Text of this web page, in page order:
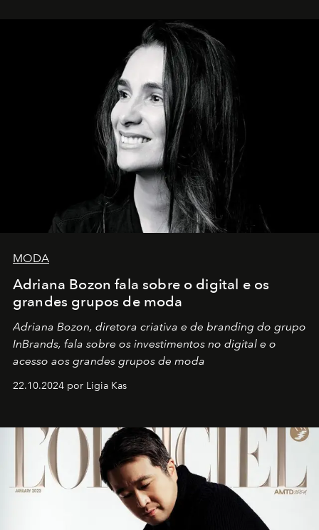
MODA
Adriana Bozon fala sobre o digital e os
grandes grupos de moda
Adriana Bozon, diretora criativa e de branding do grupo
InBrands, fala sobre os investimentos no digital e o
acesso aos grandes grupos de moda
22.10.2024 por Ligia Kas